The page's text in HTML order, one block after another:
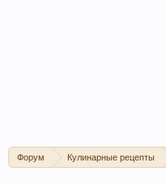
Форум Кулинарные рецепты